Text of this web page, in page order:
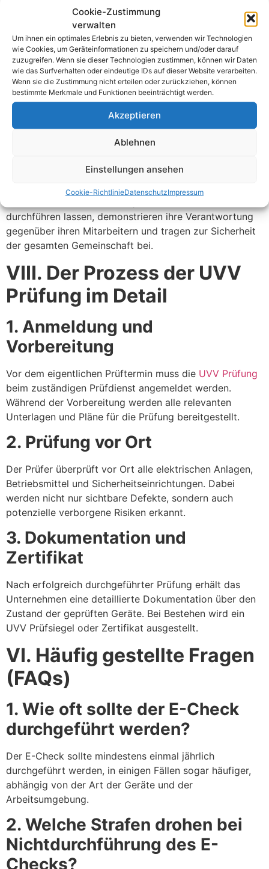
Cookie-Zustimmung
verwalten
Um ihnen ein optimales Erlebnis zu bieten, verwenden wir Technologien
wie Cookies, um Geräteinformationen zu speichern und/oder darauf
zuzugreifen. Wenn sie dieser Technologien zustimmen, können wir Daten
wie das Surfverhalten oder eindeutige IDs auf dieser Website verarbeiten.
Wenn sie die Zustimmung nicht erteilen oder zurückziehen, können
bestimmte Merkmale und Funktionen beeinträchtigt werden.
Akzeptieren
Ablehnen
Einstellungen ansehen
Cookie-RichtlinieDatenschutzImpressum
VII. Die Bedeutung der UVV
Prüfung für Unternehmen
in Weiterstadt
Verpflichtung, sondern auch ein wichtiger Schritt, um
die Arbeitsplatzsicherheit zu gewährleisten.
durchführen lassen, demonstrieren ihre Verantwortung
gegenüber ihren Mitarbeitern und tragen zur Sicherheit
der gesamten Gemeinschaft bei.
VIII. Der Prozess der UVV
Prüfung im Detail
1. Anmeldung und
Vorbereitung
Vor dem eigentlichen Prüftermin muss die UVV Prüfung
beim zuständigen Prüfdienst angemeldet werden.
Während der Vorbereitung werden alle relevanten
Unterlagen und Pläne für die Prüfung bereitgestellt.
2. Prüfung vor Ort
Der Prüfer überprüft vor Ort alle elektrischen Anlagen,
Betriebsmittel und Sicherheitseinrichtungen. Dabei
werden nicht nur sichtbare Defekte, sondern auch
potenzielle verborgene Risiken erkannt.
3. Dokumentation und
Zertifikat
Nach erfolgreich durchgeführter Prüfung erhält das
Unternehmen eine detaillierte Dokumentation über den
Zustand der geprüften Geräte. Bei Bestehen wird ein
UVV Prüfsiegel oder Zertifikat ausgestellt.
VI. Häufig gestellte Fragen
(FAQs)
1. Wie oft sollte der E-Check
durchgeführt werden?
Der E-Check sollte mindestens einmal jährlich
durchgeführt werden, in einigen Fällen sogar häufiger,
abhängig von der Art der Geräte und der
Arbeitsumgebung.
2. Welche Strafen drohen bei
Nichtdurchführung des E-
Checks?